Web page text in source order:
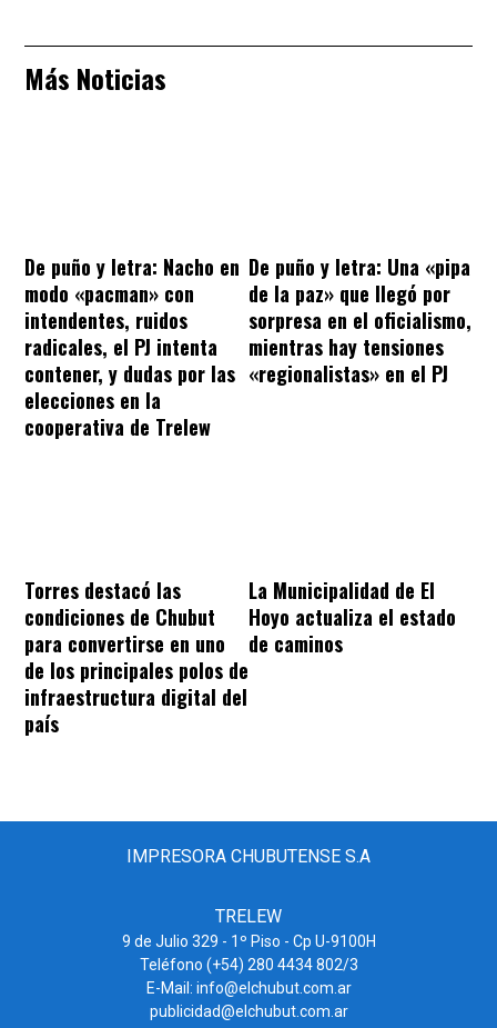
Más Noticias
De puño y letra: Nacho en
modo «pacman» con
intendentes, ruidos
radicales, el PJ intenta
contener, y dudas por las
elecciones en la
cooperativa de Trelew
De puño y letra: Una «pipa
de la paz» que llegó por
sorpresa en el oficialismo,
mientras hay tensiones
«regionalistas» en el PJ
Torres destacó las
condiciones de Chubut
para convertirse en uno
de los principales polos de
infraestructura digital del
país
La Municipalidad de El
Hoyo actualiza el estado
de caminos
IMPRESORA CHUBUTENSE S.A
TRELEW
9 de Julio 329 - 1º Piso - Cp U-9100H
Teléfono (+54) 280 4434 802/3
E-Mail: info@elchubut.com.ar
publicidad@elchubut.com.ar